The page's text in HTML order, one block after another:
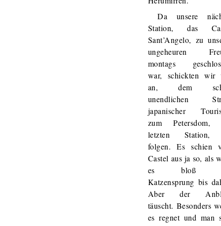
Da unsere
Station, das
Sant’Angelo, zu
ungeheuren
montags
war, schickten wir
an, dem
unendlichen
japanischer
zum Petersdom,
letzten Station,
folgen. Es schien
Castel aus ja so, als
es bloß
Katzensprung bis
Aber der
täuscht. Besonders
es regnet und man